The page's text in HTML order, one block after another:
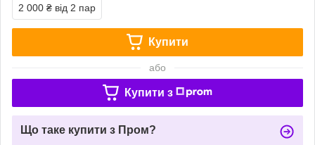
2 000 ₴ від 2 пар
Купити
або
Купити з
Що таке купити з Пром?